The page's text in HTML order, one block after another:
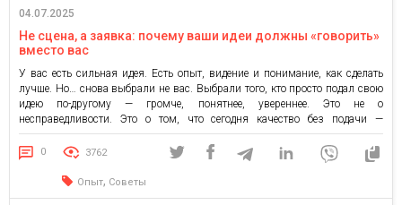
04.07.2025
Не сцена, а заявка: почему ваши идеи должны «говорить»
вместо вас
У вас есть сильная идея. Есть опыт, видение и понимание, как сделать
лучше. Но… снова выбрали не вас. Выбрали того, кто просто подал свою
идею по-другому — громче, понятнее, увереннее. Это не о
несправедливости. Это о том, что сегодня качество без подачи —
безмолвная сила. А мир не угадывает, мир считывает. И чтобы вас
услышали, […]
0 3762
Опыт, Советы